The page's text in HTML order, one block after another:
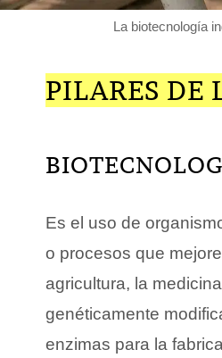
La biotecnología
PILARES DE
Es el uso de
o procesos que
agricultura, la
genéticamente
enzimas para la